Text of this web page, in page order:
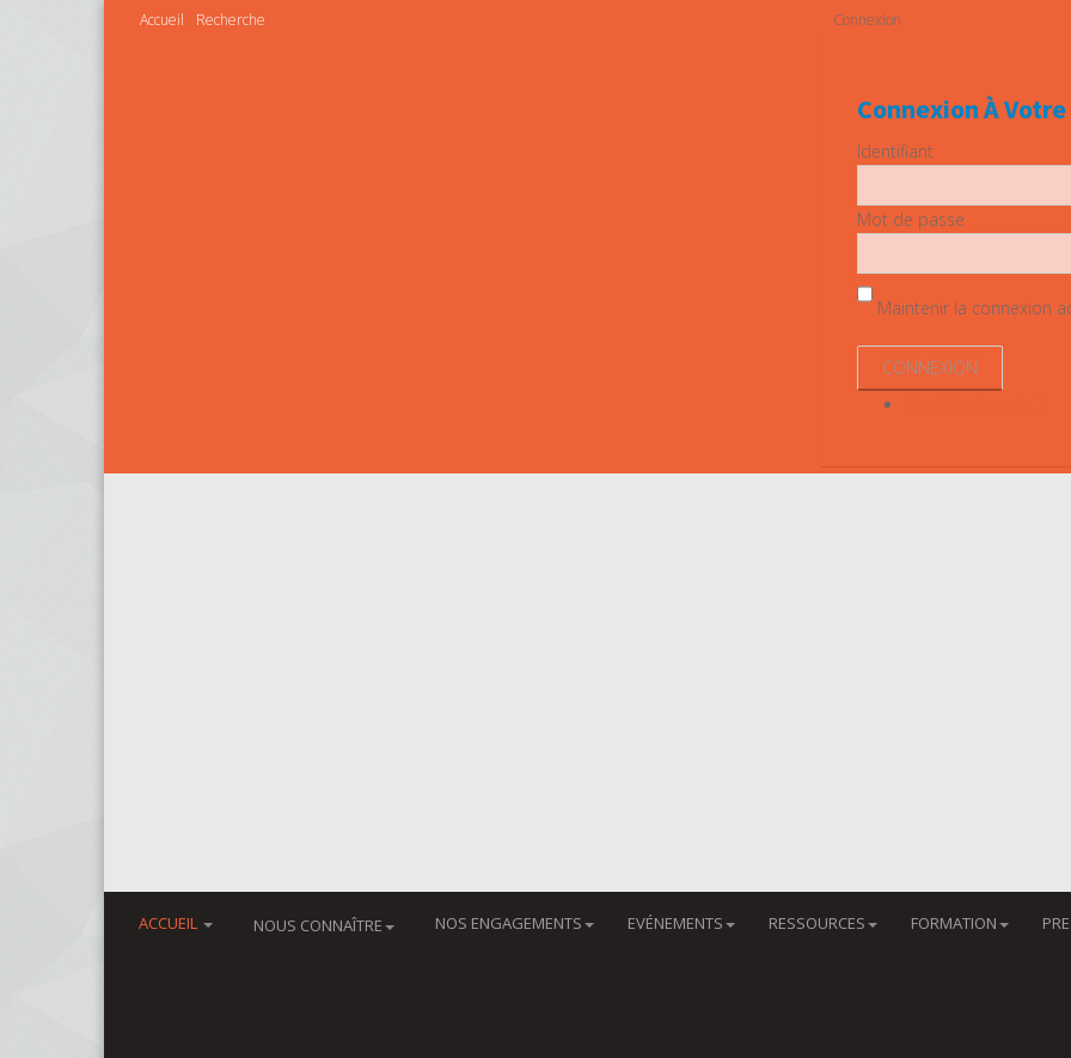
Accueil Recherche Connexion
Connexion À
Identifiant
Mot de passe
Maintenir la connexion
ACCUEIL NOUS CONNAÎTRE NOS ENGAGEMENTS EVÉNEMENTS RESSOURCES FORMATION